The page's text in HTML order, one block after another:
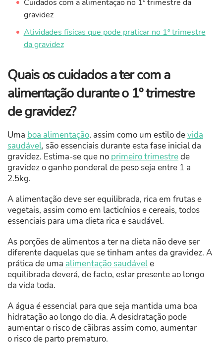
Cuidados com a alimentação no 1º trimestre da
gravidez
Atividades físicas que pode praticar no 1º trimestre
da gravidez
Quais os cuidados a ter com a
alimentação durante o 1º trimestre
de gravidez?
Uma boa alimentação, assim como um estilo devida
saudável, são essenciais durante esta fase inicial da
gravidez. Estima-se que no primeiro trimestrede
gravidez o ganho ponderal de peso seja entre 1 a
2.5kg.
A alimentação deve ser equilibrada, rica em frutas e
vegetais, assim como em lacticínios e cereais, todos
essenciais para uma dieta rica e saudável.
As porções de alimentos a ter na dieta não deve ser
diferente daquelas que se tinham antes da gravidez. A
prática de uma alimentação saudávele
equilibrada deverá, de facto, estar presente ao longo
da vida toda.
A água é essencial para que seja mantida uma boa
hidratação ao longo do dia. A desidratação pode
aumentar o risco de cãibras assim como, aumentar
o risco de parto prematuro.